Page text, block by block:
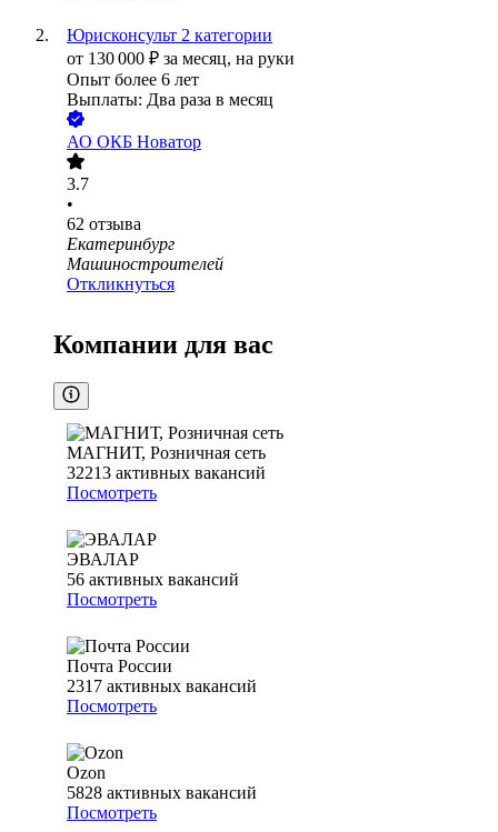
Юрисконсульт 2 категории
от 130 000 ₽ за месяц, на руки
Опыт более 6 лет
Выплаты: Два раза в месяц
АО ОКБ Новатор
3.7
•
62 отзыва
Екатеринбург
Машиностроителей
Откликнуться
Компании для вас
МАГНИТ, Розничная сеть
32213 активных вакансий
Посмотреть
ЭВАЛАР
56 активных вакансий
Посмотреть
Почта России
2317 активных вакансий
Посмотреть
Ozon
5828 активных вакансий
Посмотреть